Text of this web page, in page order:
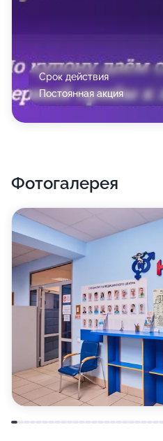
Срок действия
Постоянная акция
Фотогалерея